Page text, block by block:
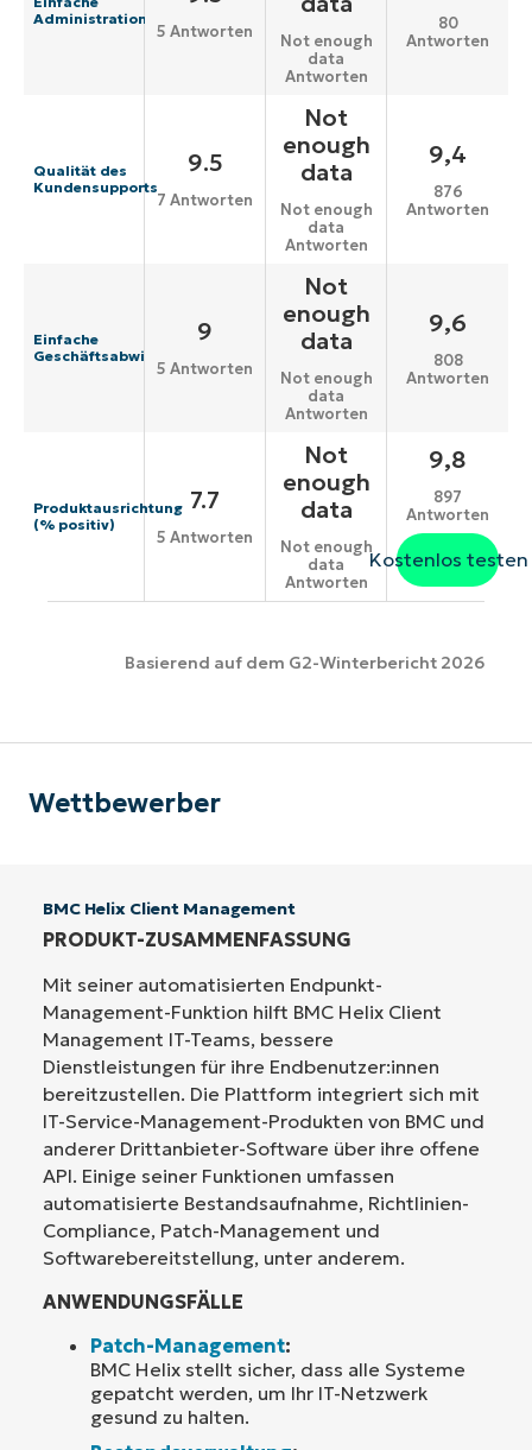
Administration
5 Antworten
Not enough
data
Antworten
80
Antworten
Qualität des
Kundensupports
9.5
7 Antworten
Not
enough
data
Not enough
data
Antworten
9,4
876
Antworten
Einfache
Geschäftsabwicklung
9
5 Antworten
Not
enough
data
Not enough
data
Antworten
9,6
808
Antworten
Produktausrichtung
(% positiv)
7.7
5 Antworten
Not
enough
data
Not enough
data
Antworten
9,8
897
Antworten
Kostenlos testen
Basierend auf dem G2-Winterbericht 2026
Wettbewerber
BMC Helix Client Management
PRODUKT-ZUSAMMENFASSUNG
Mit seiner automatisierten Endpunkt-
Management-Funktion hilft BMC Helix Client
Management IT-Teams, bessere
Dienstleistungen für ihre Endbenutzer:innen
bereitzustellen. Die Plattform integriert sich mit
IT-Service-Management-Produkten von BMC und
anderer Drittanbieter-Software über ihre offene
API. Einige seiner Funktionen umfassen
automatisierte Bestandsaufnahme, Richtlinien-
Compliance, Patch-Management und
Softwarebereitstellung, unter anderem.
ANWENDUNGSFÄLLE
Patch-Management:
BMC Helix stellt sicher, dass alle Systeme
gepatcht werden, um Ihr IT-Netzwerk
gesund zu halten.